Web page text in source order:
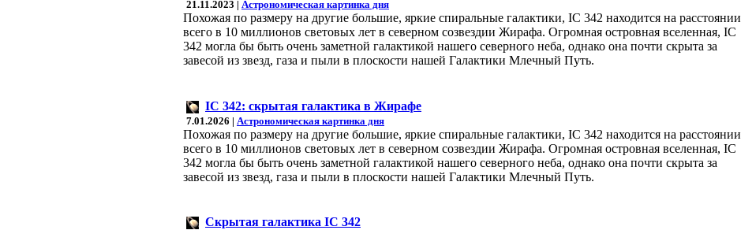
21.11.2023 | Астрономическая картинка дня
Похожая по размеру на другие большие, яркие спиральные галактики, IC 342 находится на расстоянии
всего в 10 миллионов световых лет в северном созвездии Жирафа. Огромная островная вселенная, IC
342 могла бы быть очень заметной галактикой нашего северного неба, однако она почти скрыта за
завесой из звезд, газа и пыли в плоскости нашей Галактики Млечный Путь.
IC 342: скрытая галактика в Жирафе
7.01.2026 | Астрономическая картинка дня
Похожая по размеру на другие большие, яркие спиральные галактики, IC 342 находится на расстоянии
всего в 10 миллионов световых лет в северном созвездии Жирафа. Огромная островная вселенная, IC
342 могла бы быть очень заметной галактикой нашего северного неба, однако она почти скрыта за
завесой из звезд, газа и пыли в плоскости нашей Галактики Млечный Путь.
Скрытая галактика IC 342